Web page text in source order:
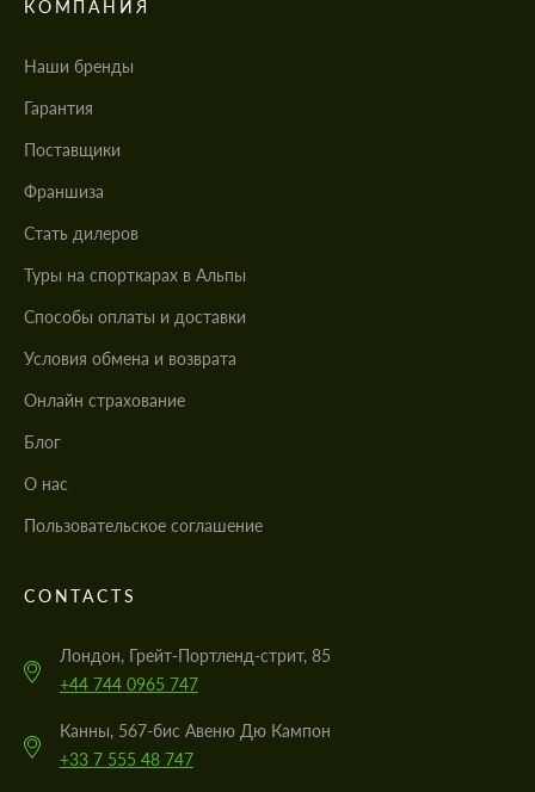
КОМПАНИЯ
Наши бренды
Гарантия
Поставщики
Франшиза
Стать дилеров
Туры на спорткарах в Альпы
Cпособы оплаты и доставки
Условия обмена и возврата
Онлайн страхование
Блог
О нас
Пользовательское соглашение
CONTACTS
Лондон, Грейт-Портленд-стрит, 85
+44 744 0965 747
Канны, 567-бис Авеню Дю Кампон
+33 7 555 48 747